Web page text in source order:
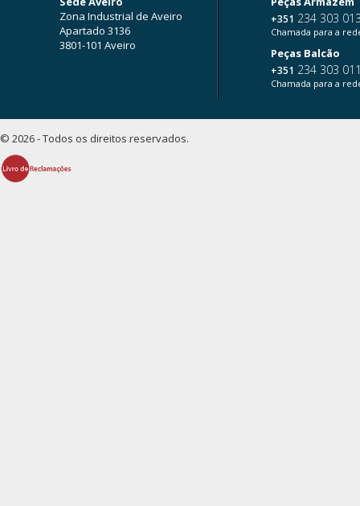
Zona Industrial de Aveiro
Apartado 3136
3801-101 Aveiro
+351 234 303
Chamada para a
Peças Balcão
+351 234 303
Chamada para a
© 2026 - Todos os direitos reservados.